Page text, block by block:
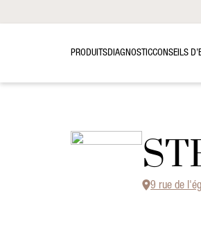
PRODUITSDIAGNOSTICCONSEILS
9 rue de